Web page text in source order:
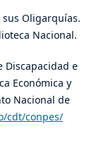
sus Oligarquías.
Nacional.
Discapacidad e
Económica y
Nacional de
cdt/conpes/